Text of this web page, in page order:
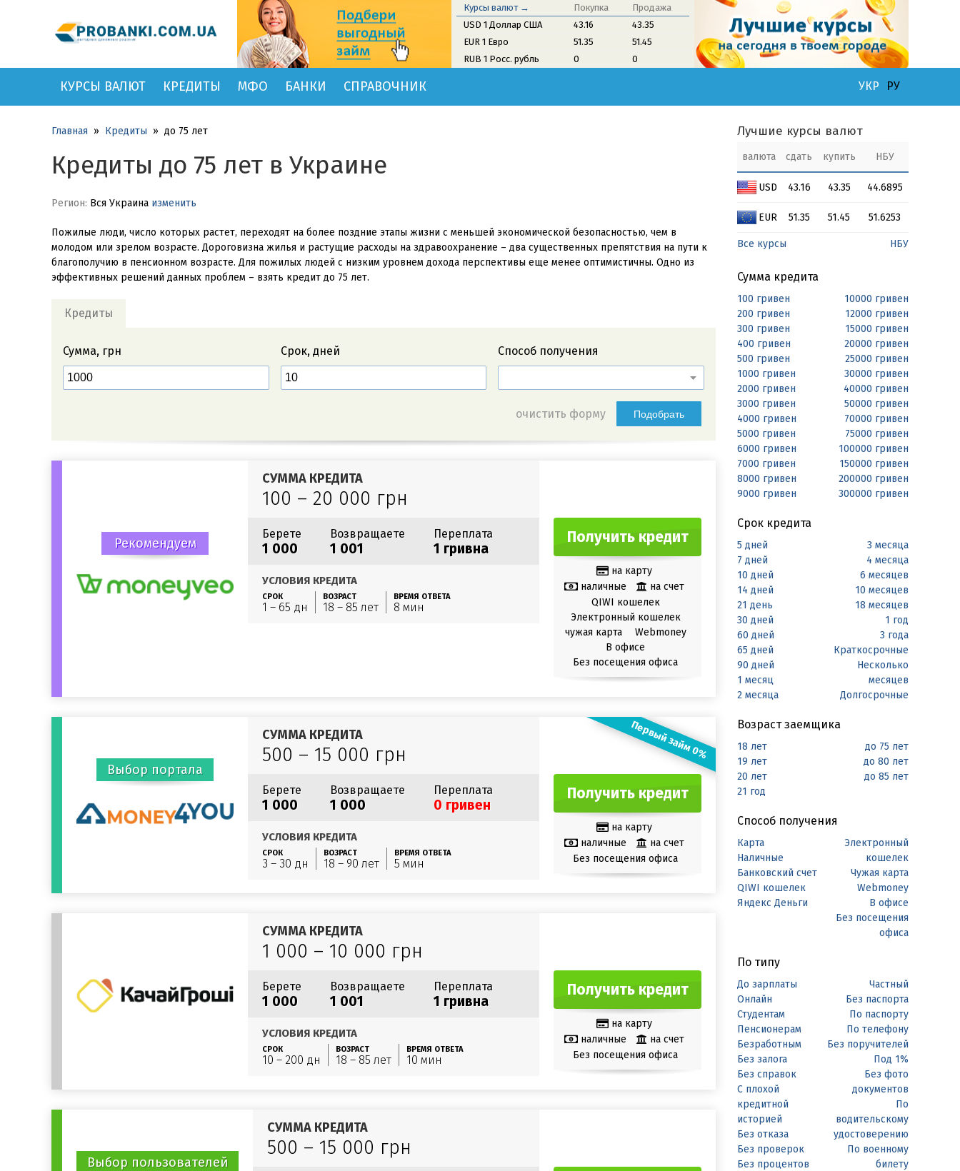
Курсы валют → Покупка
Продажа
USD 1 Доллар США
43.16
43.35
EUR 1 Евро
51.35
51.45
RUB 1 Росс. рубль
0 0
КУРСЫ ВАЛЮТ КРЕДИТЫ МФО БАНКИ СПРАВОЧНИК УКР РУ
Главная » Кредиты » до 75 лет
Кредиты до 75 лет в Украине
Регион: Вся Украина изменить
Пожилые люди, число которых растет, переходят на более поздние этапы жизни с меньшей экономической безопасностью, чем в
молодом или зрелом возрасте. Дороговизна жилья и растущие расходы на здравоохранение – два существенных препятствия на пути к
благополучию в пенсионном возрасте. Для пожилых людей с низким уровнем дохода перспективы еще менее оптимистичны. Одно из
эффективных решений данных проблем – взять кредит до 75 лет.
Кредиты
Сумма, грн Срок, дней Способ получения
очистить форму Подобрать
Рекомендуем
СУММА КРЕДИТА
100 – 20 000 грн
Берете
1 000
Возвращаете
1 001
Переплата
1 гривна
УСЛОВИЯ КРЕДИТА
СРОК
1 – 65 дн
ВОЗРАСТ
18 – 85 лет
ВРЕМЯ ОТВЕТА
8 мин
Получить кредит
на карту
наличные
на счет
QIWI кошелек
Электронный кошелек
чужая карта
Webmoney
В офисе
Без посещения офиса
Выбор портала
СУММА КРЕДИТА
500 – 15 000 грн
Берете
1 000
Возвращаете
1 000
Переплата
0 гривен
УСЛОВИЯ КРЕДИТА
СРОК
3 – 30 дн
ВОЗРАСТ
18 – 90 лет
ВРЕМЯ ОТВЕТА
5 мин
Первый займ 0%
Получить кредит
на карту
наличные
на счет
Без посещения офиса
СУММА КРЕДИТА
1 000 – 10 000 грн
Берете
1 000
Возвращаете
1 001
Переплата
1 гривна
УСЛОВИЯ КРЕДИТА
СРОК
10 – 200 дн
ВОЗРАСТ
18 – 85 лет
ВРЕМЯ ОТВЕТА
10 мин
Получить кредит
на карту
наличные
на счет
Без посещения офиса
Выбор пользователей
СУММА КРЕДИТА
500 – 15 000 грн
Лучшие курсы валют
валюта сдать купить НБУ
USD 43.16 43.35 44.6895
EUR 51.35 51.45 51.6253
Все курсы НБУ
Сумма кредита
100 гривен
200 гривен
300 гривен
400 гривен
500 гривен
1000 гривен
2000 гривен
3000 гривен
4000 гривен
5000 гривен
6000 гривен
7000 гривен
8000 гривен
9000 гривен
10000 гривен
12000 гривен
15000 гривен
20000 гривен
25000 гривен
30000 гривен
40000 гривен
50000 гривен
70000 гривен
75000 гривен
100000 гривен
150000 гривен
200000 гривен
300000 гривен
Срок кредита
5 дней
7 дней
10 дней
14 дней
21 день
30 дней
60 дней
65 дней
90 дней
1 месяц
2 месяца
3 месяца
4 месяца
6 месяцев
10 месяцев
18 месяцев
1 год
3 года
Краткосрочные
Несколько
месяцев
Долгосрочные
Возраст заемщика
18 лет
19 лет
20 лет
21 год
до 75 лет
до 80 лет
до 85 лет
Способ получения
Карта
Наличные
Банковский счет
QIWI кошелек
Яндекс Деньги
Электронный
кошелек
Чужая карта
Webmoney
В офисе
Без посещения
офиса
По типу
До зарплаты
Онлайн
Студентам
Пенсионерам
Безработным
Без залога
Без справок
С плохой
кредитной
историей
Без отказа
Без проверок
Без процентов
Частный
Без паспорта
По паспорту
По телефону
Без поручителей
Под 1%
Без фото
документов
По
водительскому
удостоверению
По военному
билету